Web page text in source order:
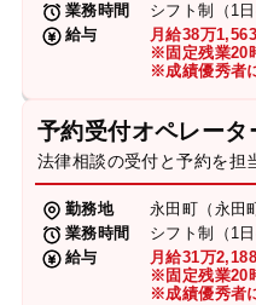
業務時間
シフト制（1
給与
月給38万
※固定残業20
※成績優秀者
予約受付オペレータ
法律相談の受付と予約を担
勤務地
永田町（永田
業務時間
シフト制（1
給与
月給31万
※固定残業20
※成績優秀者